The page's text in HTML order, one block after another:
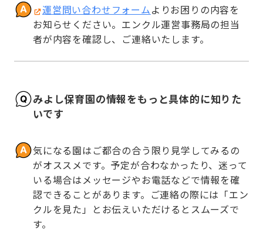
運営問い合わせフォームよりお困りの内容を
お知らせください。エンクル運営事務局の担当
者が内容を確認し、ご連絡いたします。
みよし保育園の情報をもっと具体的に知りた
いです
気になる園はご都合の合う限り見学してみるの
がオススメです。予定が合わなかったり、迷って
いる場合はメッセージやお電話などで情報を確
認できることがあります。ご連絡の際には「エン
クルを見た」とお伝えいただけるとスムーズで
す。